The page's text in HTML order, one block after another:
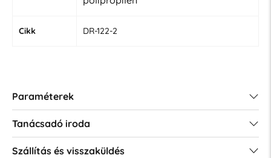
Cikk DR-122-2
Paraméterek
Tanácsadó iroda
Szállítás és visszaküldés